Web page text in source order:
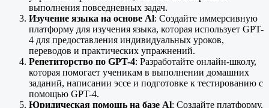
выполнения повседневных задач.
Изучение языка на основе Al: Создайте иммерсивную
платформу для изучения языка, которая использует GPT-
4 для предоставления индивидуальных уроков,
переводов и практических упражнений.
Репетиторство по GPT-4: Разработайте онлайн-школу,
которая помогает ученикам в выполнении домашних
заданий, написании эссе и подготовке к тестированию с
помощью GPT-4.
Юридическая помощь на базе Al: Создайте платформу,